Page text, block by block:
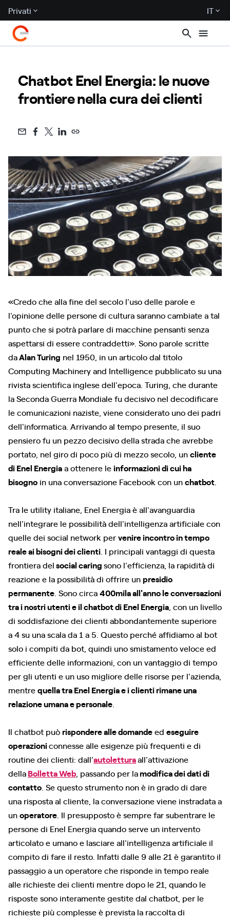
Privati IT
Chatbot Enel Energia: le nuove
frontiere nella cura dei clienti
«Credo che alla fine del secolo l'uso delle parole e
l'opinione delle persone di cultura saranno cambiate a tal
punto che si potrà parlare di macchine pensanti senza
aspettarsi di essere contraddetti». Sono parole scritte
daAlan Turing nel 1950, in un articolo dal titolo
Computing Machinery and Intelligence pubblicato su una
rivista scientifica inglese dell'epoca. Turing, che durante
la Seconda Guerra Mondiale fu decisivo nel decodificare
le comunicazioni naziste, viene considerato uno dei padri
dell'informatica. Arrivando al tempo presente, il suo
pensiero fu un pezzo decisivo della strada che avrebbe
portato, nel giro di poco più di mezzo secolo, uncliente
di Enel Energiaa ottenere leinformazioni di cui ha
bisogno in una conversazione Facebook con unchatbot
Tra le utility italiane, Enel Energia è all'avanguardia
nell'integrare le possibilità dell'intelligenza artificiale con
quelle dei social network pervenire incontro in tempo
reale ai bisogni dei clienti . I principali vantaggi di questa
frontiera delsocial caringsono l'efficienza, la rapidità di
reazione e la possibilità di offrire unpresidio
permanente . Sono circa400mila all'anno le conversazioni
tra i nostri utenti e il chatbot di Enel Energia , con un livello
di soddisfazione dei clienti abbondantemente superiore
a 4 su una scala da 1 a 5. Questo perché affidiamo al bot
solo i compiti da bot, quindi uno smistamento veloce ed
efficiente delle informazioni, con un vantaggio di tempo
per gli utenti e un uso migliore delle risorse per l'azienda,
mentrequella tra Enel Energia e i clienti rimane una
relazione umana e personale
Il chatbot puòrispondere alle domandeed eseguire
operazioniconnesse alle esigenze più frequenti e di
routine dei clienti: dall'autoletturaall'attivazione
dellaBolletta Web , passando per lamodifica dei dati di
contatto . Se questo strumento non è in grado di dare
una risposta al cliente, la conversazione viene instradata a
unoperatore . Il presupposto è sempre far subentrare le
persone di Enel Energia quando serve un intervento
articolato e umano e lasciare all'intelligenza artificiale il
compito di fare il resto. Infatti dalle 9 alle 21 è garantito il
passaggio a un operatore che risponde in tempo reale
alle richieste dei clienti mentre dopo le 21, quando le
risposte sono interamente gestite dal chatbot, per le
richieste più complesse è prevista la raccolta di